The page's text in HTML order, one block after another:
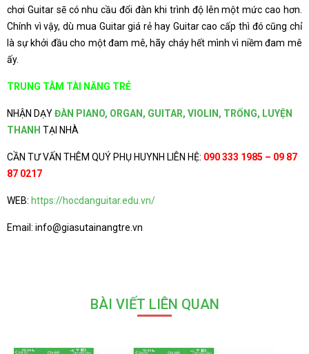
chơi Guitar sẽ có nhu cầu đổi đàn khi trình độ lên một mức cao hơn.
Chính vì vậy, dù mua Guitar giá rẻ hay Guitar cao cấp thì đó cũng chỉ
là sự khởi đầu cho một đam mê, hãy cháy hết mình vì niềm đam mê
ấy.
TRUNG TÂM TÀI NĂNG TRẺ
NHẬN DẠYĐÀN PIANO, ORGAN, GUITAR, VIOLIN, TRỐNG, LUYỆN
THANH TẠI NHÀ
CẦN TƯ VẤN THÊM QUÝ PHỤ HUYNH LIÊN HỆ: 090 333 1985 – 09 87
87 0217
WEB: https://hocdanguitar.edu.vn/
Email: info@giasutainangtre.vn
BÀI VIẾT LIÊN QUAN